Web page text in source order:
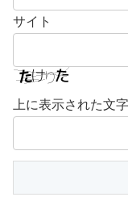
サイト
上に表示された文